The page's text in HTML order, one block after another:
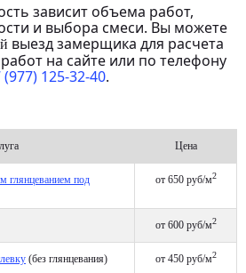
зависит объема работ,
и выбора смеси. Вы можете
выезд замерщика для расчета
на сайте или по телефону
(977) 125-32-40.
Цена
глянцеванием под
от 650 руб/м2
от 600 руб/м2
(без глянцевания) от 450 руб/м2